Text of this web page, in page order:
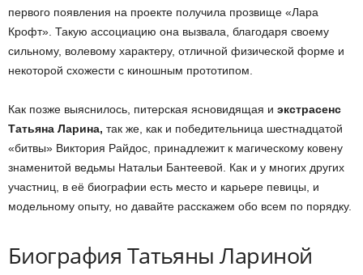
первого появления на проекте получила прозвище «Лара
Крофт». Такую ассоциацию она вызвала, благодаря своему
сильному, волевому характеру, отличной физической форме и
некоторой схожести с киношным прототипом.
Как позже выяснилось, питерская ясновидящая и экстрасенс
Татьяна Ларина, так же, как и победительница шестнадцатой
«битвы» Виктория Райдос, принадлежит к магическому ковену
знаменитой ведьмы Натальи Бантеевой. Как и у многих других
участниц, в её биографии есть место и карьере певицы, и
модельному опыту, но давайте расскажем обо всем по порядку.
Биография Татьяны Лариной